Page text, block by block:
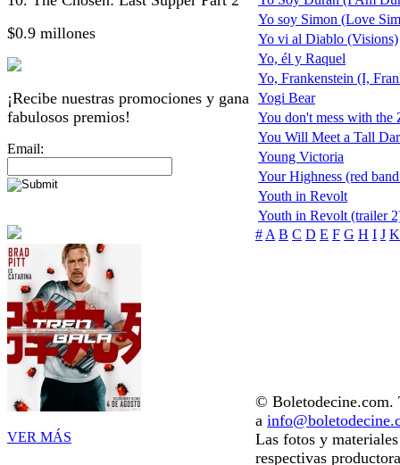
$0.9 millones
¡Recibe nuestras promociones y gana
fabulosos premios!
Email:
VER MÁS
Yo soy Simon (Love
Yo vi al Diablo (Visions)
Yo, él y Raquel
Yo, Frankenstein (I,
Yogi Bear
You don't mess with the
You Will Meet a Tall
Young Victoria
Your Highness (red
Youth in Revolt
Youth in Revolt (trailer
# A B C D E F G H I J K
© Boletodecine.com.
a
Las fotos y
respectivas